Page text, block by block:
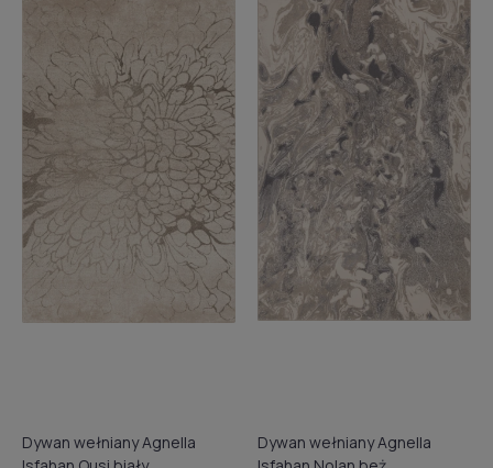
Dywan wełniany Agnella
Dywan wełniany Agnella